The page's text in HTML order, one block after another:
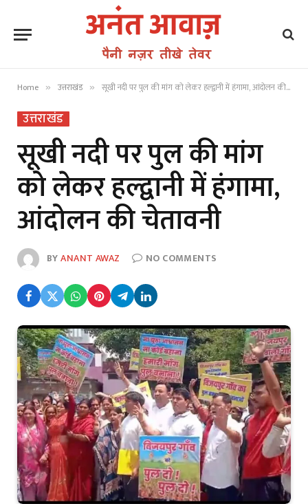
Home » उत्तराखंड » सूखी नदी पर पुल की मांग को लेकर हल्द्वानी में हंगामा, आंदोलन की चेतावनी
उत्तराखंड
सूखी नदी पर पुल की मांग
को लेकर हल्द्वानी में हंगामा,
आंदोलन की चेतावनी
BYANANT AWAZ NO COMMENTS